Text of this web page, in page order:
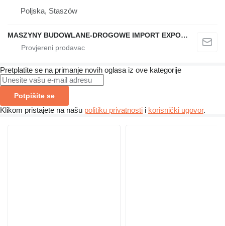
Poljska, Staszów
MASZYNY BUDOWLANE-DROGOWE IMPORT EXPORT
Pretplatite se na primanje novih oglasa iz ove kategorije
Potpišite se
Klikom pristajete na našu politiku privatnosti i korisnički ugovor.